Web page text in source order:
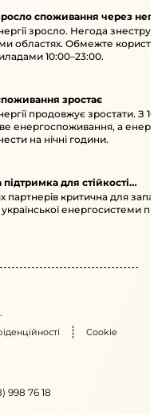
споживання через
зросло. Негода
областях. Обмежте
10:00–23:00.
зростає
продовжує зростати. З
енергоспоживання, а
на нічні години.
для стійкості
критична для
енергосистеми
Cookie
998 76 18